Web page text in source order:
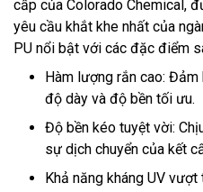
cấp của Colorado Chemical,
yêu cầu khắt khe nhất của
PU nổi bật với các đặc điểm
Hàm lượng rắn cao:
độ dày và độ bền tối ưu.
Độ bền kéo tuyệt vời:
sự dịch chuyển của kết
Khả năng kháng UV